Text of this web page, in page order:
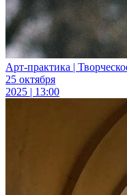
Арт-практика |
25 октября
2025 | 13:00